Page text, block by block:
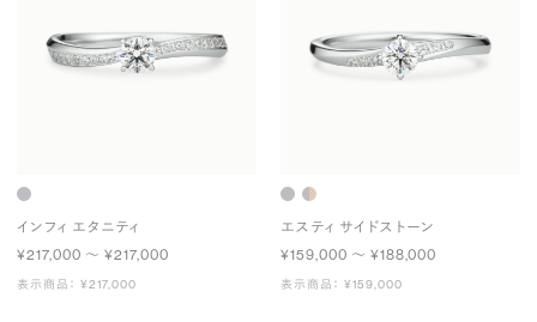
インフィ エタニティ
¥217,000 〜 ¥217,000
表示商品： ¥217,000
エスティ サイドストーン
¥159,000 〜 ¥188,000
表示商品： ¥159,000